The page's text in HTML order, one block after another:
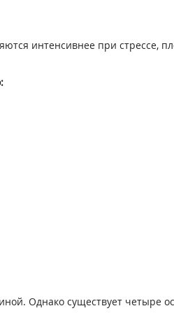
интенсивнее при стрессе,
Однако существует четыре